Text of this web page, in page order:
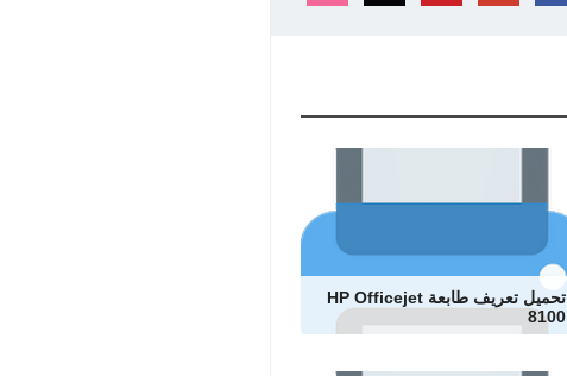
تحميل تعريف طابعة HP Officejet
8100